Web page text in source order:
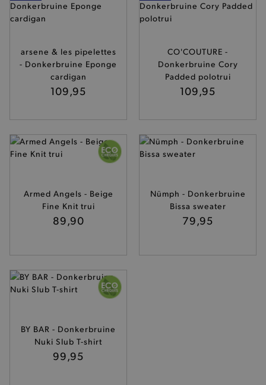
arsene & les pipelettes
- Donkerbruine Eponge
cardigan
109,95
CO'COUTURE -
Donkerbruine Cory
Padded polotrui
109,95
Armed Angels - Beige
Fine Knit trui
89,90
Nümph - Donkerbruine
Bissa sweater
79,95
BY BAR - Donkerbruine
Nuki Slub T-shirt
99,95